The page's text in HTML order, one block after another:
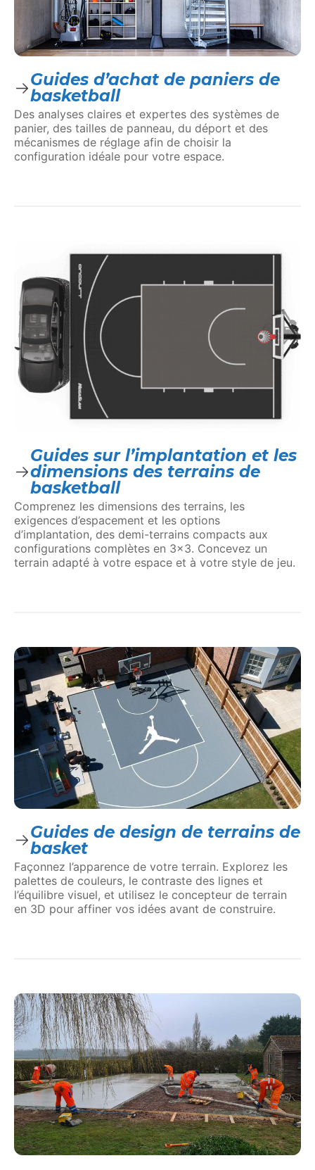
Guides d’achat de paniers de
basketball
Des analyses claires et expertes des systèmes de
panier, des tailles de panneau, du déport et des
mécanismes de réglage afin de choisir la
configuration idéale pour votre espace.
Guides sur l’implantation et les
dimensions des terrains de
basketball
Comprenez les dimensions des terrains, les
exigences d’espacement et les options
d’implantation, des demi-terrains compacts aux
configurations complètes en 3×3. Concevez un
terrain adapté à votre espace et à votre style de jeu.
Guides de design de terrains de
basket
Façonnez l’apparence de votre terrain. Explorez les
palettes de couleurs, le contraste des lignes et
l’équilibre visuel, et utilisez le concepteur de terrain
en 3D pour affiner vos idées avant de construire.